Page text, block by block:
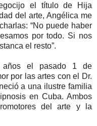
el título de Hija
del arte, Angélica me
“No puede haber
por todo. Si nos
el resto”.
años el pasado 1 de
por las artes con el Dr.
a una ilustre familia
en Cuba. Ambos
del arte y la